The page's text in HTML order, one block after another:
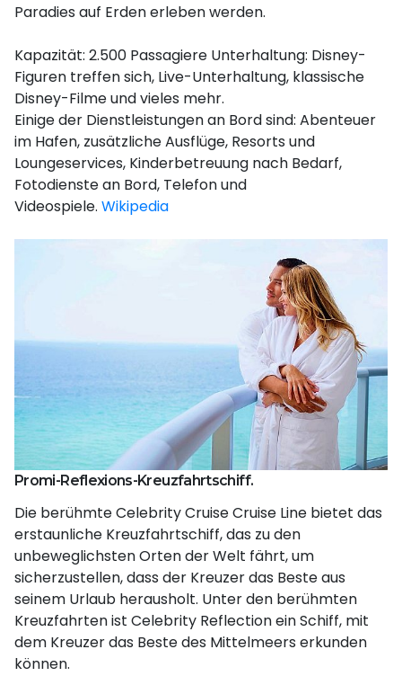
Paradies auf Erden erleben werden.
Kapazität: 2.500 Passagiere Unterhaltung: Disney-
Figuren treffen sich, Live-Unterhaltung, klassische
Disney-Filme und vieles mehr.
Einige der Dienstleistungen an Bord sind: Abenteuer
im Hafen, zusätzliche Ausflüge, Resorts und
Loungeservices, Kinderbetreuung nach Bedarf,
Fotodienste an Bord, Telefon und
Videospiele. Wikipedia
Promi-Reflexions-Kreuzfahrtschiff.
Die berühmte Celebrity Cruise Cruise Line bietet das
erstaunliche Kreuzfahrtschiff, das zu den
unbeweglichsten Orten der Welt fährt, um
sicherzustellen, dass der Kreuzer das Beste aus
seinem Urlaub herausholt. Unter den berühmten
Kreuzfahrten ist Celebrity Reflection ein Schiff, mit
dem Kreuzer das Beste des Mittelmeers erkunden
können.